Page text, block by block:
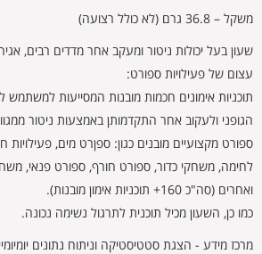
משקל – 36.8 גרם (לא כולל רצועה)
שעון בעל יכולות ניטור ומעקב אחר מדדים רבים,
עצום של פעילויות ספורט:
תוכניות אימונים חכמות מובנות המסייעות
הגופני ולעקוב אחר התקדמותן באמצעות ניטור
ספורט מקצועיים מובנים כגון: ספןרט מים, פעילויות
לחימה, משחקי כדור, ספורט חורף, ספורט פנאי,
ואחרים (סה"כ 160+ תוכניות אימון מובנות).
כמו כן, השעון מכיל תוכנית לתרגול נשימה נכונה.
מרכז מידע - הצגת סטטיסטיקה וניתוח נתונים